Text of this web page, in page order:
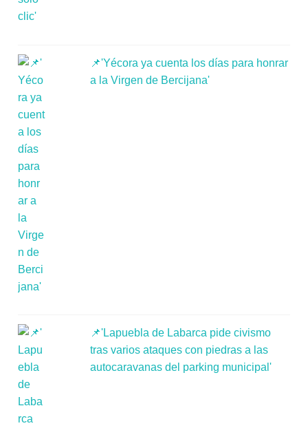
📌'Yécora ya cuenta los días para honrar
a la Virgen de Bercijana'
📌'Lapuebla de Labarca pide civismo
tras varios ataques con piedras a las
autocaravanas del parking municipal'